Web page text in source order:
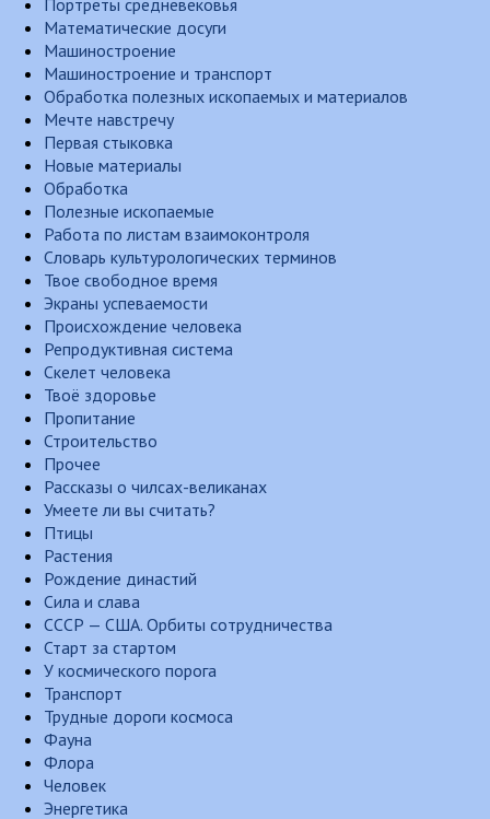
Портреты средневековья
Математические досуги
Машиностроение
Машиностроение и транспорт
Обработка полезных ископаемых и материалов
Мечте навстречу
Первая стыковка
Новые материалы
Обработка
Полезные ископаемые
Работа по листам взаимоконтроля
Словарь культурологических терминов
Твое свободное время
Экраны успеваемости
Происхождение человека
Репродуктивная система
Скелет человека
Твоё здоровье
Пропитание
Строительство
Прочее
Рассказы о чилсах-великанах
Умеете ли вы считать?
Птицы
Растения
Рождение династий
Сила и слава
СССР — США. Орбиты сотрудничества
Старт за стартом
У космического порога
Транспорт
Трудные дороги космоса
Фауна
Флора
Человек
Энергетика